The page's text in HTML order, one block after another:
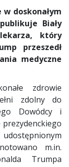
doskonałym
Biały
który
przeszedł
medyczne
zdrowie
zdolny do
Dowódcy i
prezydenckiego
m.in.
Trumpa